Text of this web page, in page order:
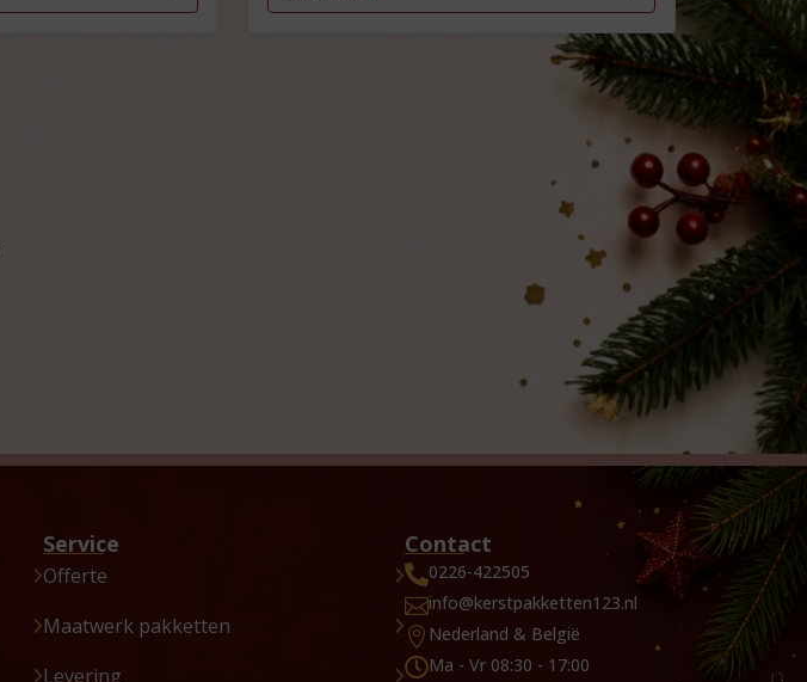
Service
Offerte
Maatwerk pakketten
Levering
Contact
0226-422505
info@kerstpakketten123.nl
 Nederland & België
Ma - Vr 08:30 - 17:00